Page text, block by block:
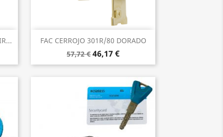
FAC CERROJO 301R/80 DORADO
57,72 € 46,17 €
Vista rápida